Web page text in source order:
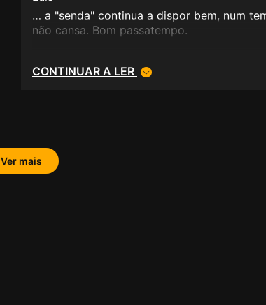
… a "senda" continua a dispor bem, num
não cansa. Bom passatempo.
CONTINUAR A LER
Ver mais